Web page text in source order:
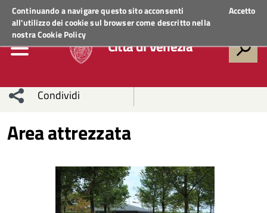
Continuando a navigare questo sito acconsenti
all'utilizzo dei cookie sul browser come descritto nella
nostraCookie Policy
Accetto
Regione VenetoACCEDI AI SERVIZI
Città di Venezia
Condividi
network
Condividi
Condividi
Facebook
su
Condividi
Area attrezzata